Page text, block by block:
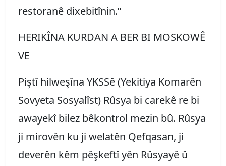
restoranê dixebitînin.’’
HERIKÎNA KURDAN A BER BI MOSKOWÊ
VE
Piştî hilweşîna YKSSê (Yekitiya Komarên
Sovyeta Sosyalîst) Rûsya bi carekê re bi
awayekî bilez bêkontrol mezin bû. Rûsya
ji mirovên ku ji welatên Qefqasan, ji
deverên kêm pêşkeftî yên Rûsyayê û